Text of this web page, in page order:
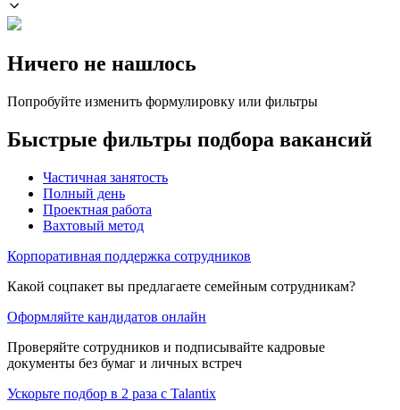
Ничего не нашлось
Попробуйте изменить формулировку или фильтры
Быстрые фильтры подбора вакансий
Частичная занятость
Полный день
Проектная работа
Вахтовый метод
Корпоративная поддержка сотрудников
Какой соцпакет вы предлагаете семейным сотрудникам?
Оформляйте кандидатов онлайн
Проверяйте сотрудников и подписывайте кадровые
документы без бумаг и личных встреч
Ускорьте подбор в 2 раза с Talantix